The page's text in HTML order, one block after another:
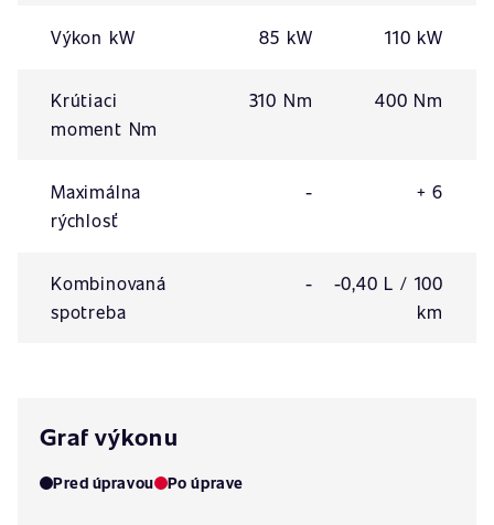
Výkon kW 85 kW 110 kW
Krútiaci
moment Nm
310 Nm 400 Nm
Maximálna
rýchlosť
- + 6
Kombinovaná
spotreba
-
-0,40 L / 100
km
Graf výkonu
Pred úpravou Po úprave